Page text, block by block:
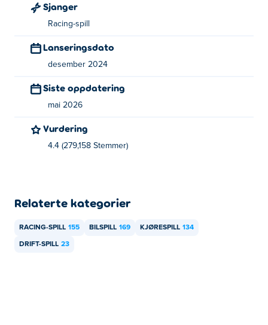
kan kutte 0,20 sekunder fra tiden din.
så mesteparten av tiden din går med til å
Poengtavler og spøkelsesløp
gjenta deler til det begynner å føles enklere og mer
konsekvent.
Dette gjør rotete runder til raskere tider
Kontroller
Kjør:WASD eller piltaster
Sjanger
Racing-spill
Lanseringsdato
desember 2024
Siste oppdatering
mai 2026
Vurdering
4.4 (279,158 Stemmer)
Relaterte kategorier
RACING-SPILL 155 BILSPILL 169 KJØRESPILL 134
DRIFT-SPILL 23